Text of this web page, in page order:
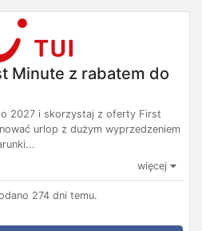
Minute z rabatem do
2027 i skorzystaj z oferty First
urlop z dużym wyprzedzeniem
więcej
274 dni temu.